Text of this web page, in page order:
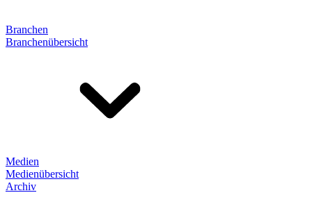
Branchen
Branchenübersicht
Medien
Medienübersicht
Archiv